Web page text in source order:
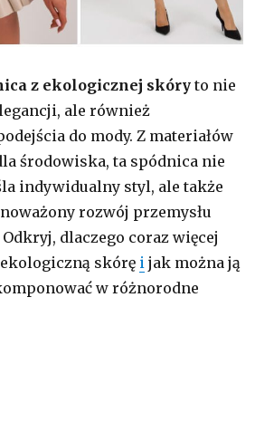
z ekologicznej skóry to nie
ale również
do mody. Z materiałów
środowiska, ta spódnica nie
indywidualny styl, ale także
rozwój przemysłu
dlaczego coraz więcej
skórę i jak można ją
w różnorodne